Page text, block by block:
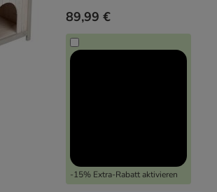
89,99 €
-15% Extra-Rabatt aktivieren